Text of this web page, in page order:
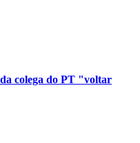
colega do PT "voltar